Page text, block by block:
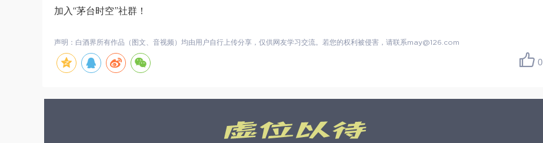
加入“茅台时空”社群！
声明：白酒界所有作品（图文、音视频）均由用户自行上传分享，仅供网友学习交流。若您的权利被侵害，请联系may@126.com
0